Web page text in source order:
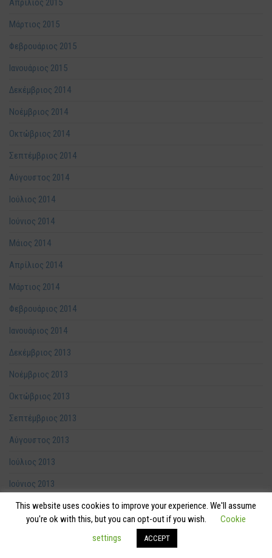
Απρίλιος 2015
Μάρτιος 2015
Φεβρουάριος 2015
Ιανουάριος 2015
Δεκέμβριος 2014
Νοέμβριος 2014
Οκτώβριος 2014
Σεπτέμβριος 2014
Αύγουστος 2014
Ιούλιος 2014
Ιούνιος 2014
Μάιος 2014
Απρίλιος 2014
Μάρτιος 2014
Φεβρουάριος 2014
Ιανουάριος 2014
Δεκέμβριος 2013
Νοέμβριος 2013
Οκτώβριος 2013
Σεπτέμβριος 2013
Αύγουστος 2013
Ιούλιος 2013
Ιούνιος 2013
Μάιος 2013
Απρίλιος 2013
This website uses cookies to improve your experience. We'll assume
you're ok with this, but you can opt-out if you wish.
Cookie
settings
ACCEPT